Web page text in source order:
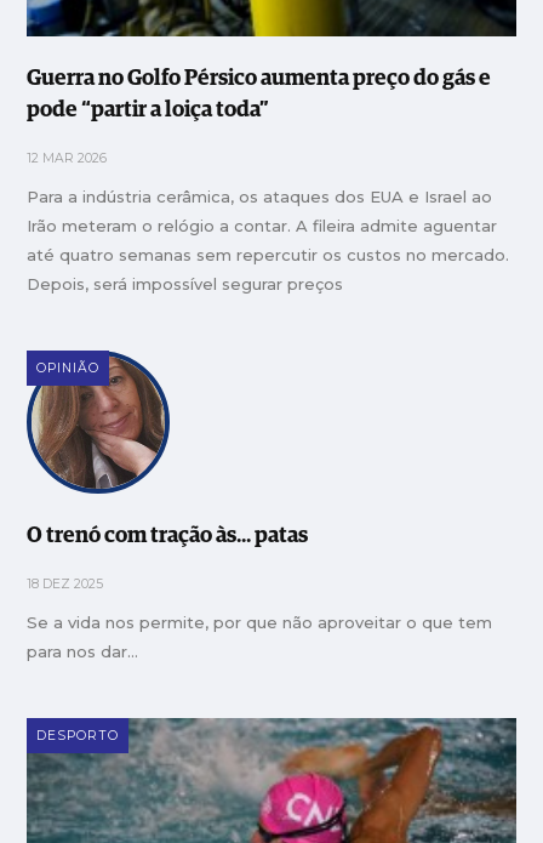
Guerra no Golfo Pérsico aumenta preço do gás e
pode “partir a loiça toda”
12 MAR 2026
Para a indústria cerâmica, os ataques dos EUA e Israel ao
Irão meteram o relógio a contar. A fileira admite aguentar
até quatro semanas sem repercutir os custos no mercado.
Depois, será impossível segurar preços
OPINIÃO
O trenó com tração às... patas
18 DEZ 2025
Se a vida nos permite, por que não aproveitar o que tem
para nos dar…
DESPORTO